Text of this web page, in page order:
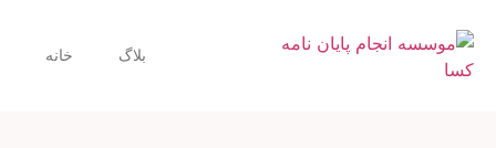
خانه بلاگ